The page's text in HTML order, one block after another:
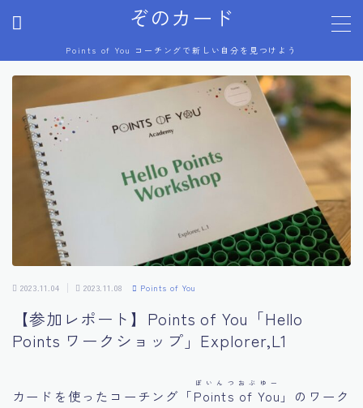
ぞのカード
Points of You コーチングで新しい自分を見つけよう
MENU
プロフィール
Points of You
コーチング体験談
美術展
芸術祭
ジブリ
2023.11.04 2023.11.08 Points of You
【参加レポート】Points of You「Hello
Points ワークショップ」Explorer,L1
カードを使ったコーチング「Points of You
ぽいんつおぶゆー
」のワーク